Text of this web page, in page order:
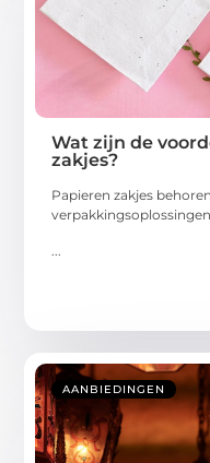
Wat zijn de
zakjes?
Papieren zakjes
AANBIEDINGEN